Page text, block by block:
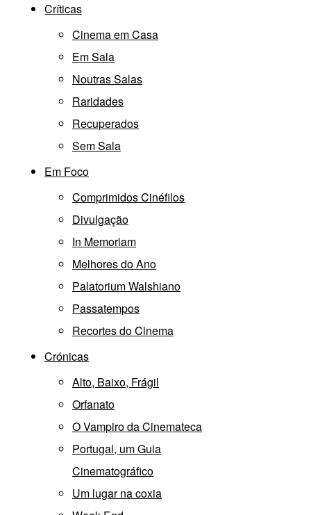
Críticas
Cinema em Casa
Em Sala
Noutras Salas
Raridades
Recuperados
Sem Sala
Em Foco
Comprimidos Cinéfilos
Divulgação
In Memoriam
Melhores do Ano
Palatorium Walshiano
Passatempos
Recortes do Cinema
Crónicas
Alto, Baixo, Frágil
Orfanato
O Vampiro da Cinemateca
Portugal, um Guia
Cinematográfico
Um lugar na coxia